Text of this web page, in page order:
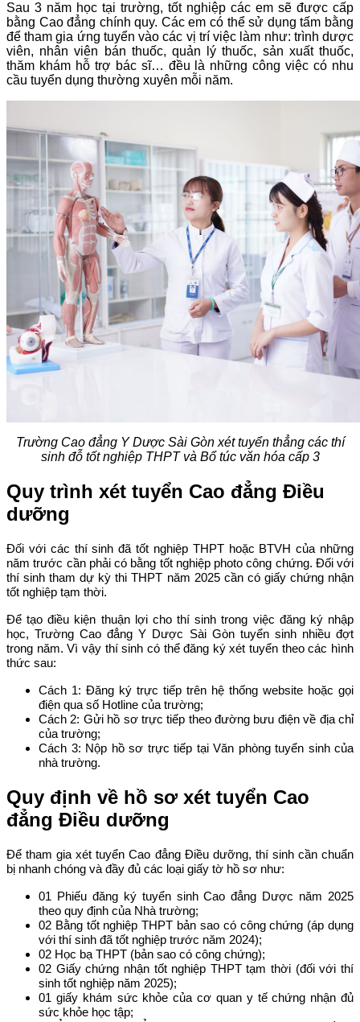
Sau 3 năm học tại trường, tốt nghiệp các em sẽ được cấp
bằng Cao đẳng chính quy. Các em có thể sử dụng tấm bằng
để tham gia ứng tuyển vào các vị trí việc làm như: trình dược
viên, nhân viên bán thuốc, quản lý thuốc, sản xuất thuốc,
thăm khám hỗ trợ bác sĩ… đều là những công việc có nhu
cầu tuyển dụng thường xuyên mỗi năm.
Trường Cao đẳng Y Dược Sài Gòn xét tuyển thẳng các thí
sinh đỗ tốt nghiệp THPT và Bổ túc văn hóa cấp 3
Quy trình xét tuyển Cao đẳng Điều
dưỡng
Đối với các thí sinh đã tốt nghiệp THPT hoặc BTVH của những
năm trước cần phải có bằng tốt nghiệp photo công chứng. Đối với
thí sinh tham dự kỳ thi THPT năm 2025 cần có giấy chứng nhận
tốt nghiệp tạm thời.
Để tạo điều kiện thuận lợi cho thí sinh trong việc đăng ký nhập
học, Trường Cao đẳng Y Dược Sài Gòn tuyển sinh nhiều đợt
trong năm. Vì vậy thí sinh có thể đăng ký xét tuyển theo các hình
thức sau:
Cách 1: Đăng ký trực tiếp trên hệ thống website hoặc gọi
điện qua số Hotline của trường;
Cách 2: Gửi hồ sơ trực tiếp theo đường bưu điện về địa chỉ
của trường;
Cách 3: Nộp hồ sơ trực tiếp tại Văn phòng tuyển sinh của
nhà trường.
Quy định về hồ sơ xét tuyển Cao
đẳng Điều dưỡng
Để tham gia xét tuyển Cao đẳng Điều dưỡng, thí sinh cần chuẩn
bị nhanh chóng và đầy đủ các loại giấy tờ hồ sơ như:
01 Phiếu đăng ký tuyển sinh Cao đẳng Dược năm 2025
theo quy định của Nhà trường;
02 Bằng tốt nghiệp THPT bản sao có công chứng (áp dụng
với thí sinh đã tốt nghiệp trước năm 2024);
02 Học bạ THPT (bản sao có công chứng);
02 Giấy chứng nhận tốt nghiệp THPT tạm thời (đối với thí
sinh tốt nghiệp năm 2025);
01 giấy khám sức khỏe của cơ quan y tế chứng nhận đủ
sức khỏe học tập;